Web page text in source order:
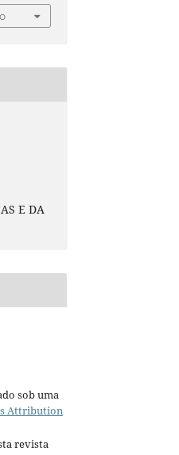
E DA
sob uma
Attribution
revista